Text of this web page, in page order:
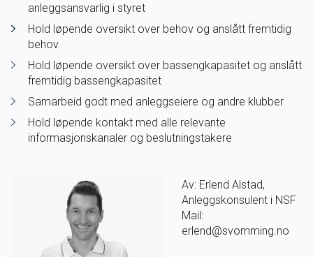
anleggsansvarlig i styret
Hold løpende oversikt over behov og anslått fremtidig
behov
Hold løpende oversikt over bassengkapasitet og anslått
fremtidig bassengkapasitet
Samarbeid godt med anleggseiere og andre klubber
Hold løpende kontakt med alle relevante
informasjonskanaler og beslutningstakere
Av: Erlend Alstad,
Anleggskonsulent i NSF
Mail:
erlend@svomming.no